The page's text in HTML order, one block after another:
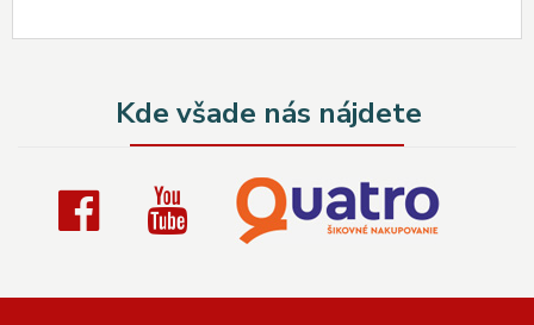
Kde všade nás nájdete